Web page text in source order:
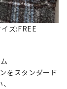
ズ:FREE
をスタンダード